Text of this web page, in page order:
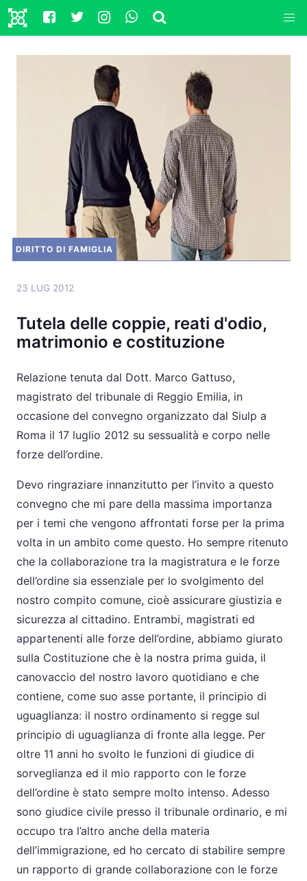
DIRITTO DI FAMIGLIA
23 LUG 2012
Tutela delle coppie, reati d'odio,
matrimonio e costituzione
Relazione tenuta dal Dott. Marco Gattuso,
magistrato del tribunale di Reggio Emilia, in
occasione del convegno organizzato dal Siulp a
Roma il 17 luglio 2012 su sessualità e corpo nelle
forze dell’ordine.
Devo ringraziare innanzitutto per l’invito a questo
convegno che mi pare della massima importanza
per i temi che vengono affrontati forse per la prima
volta in un ambito come questo. Ho sempre ritenuto
che la collaborazione tra la magistratura e le forze
dell’ordine sia essenziale per lo svolgimento del
nostro compito comune, cioè assicurare giustizia e
sicurezza al cittadino. Entrambi, magistrati ed
appartenenti alle forze dell’ordine, abbiamo giurato
sulla Costituzione che è la nostra prima guida, il
canovaccio del nostro lavoro quotidiano e che
contiene, come suo asse portante, il principio di
uguaglianza: il nostro ordinamento si regge sul
principio di uguaglianza di fronte alla legge. Per
oltre 11 anni ho svolto le funzioni di giudice di
sorveglianza ed il mio rapporto con le forze
dell’ordine è stato sempre molto intenso. Adesso
sono giudice civile presso il tribunale ordinario, e mi
occupo tra l’altro anche della materia
dell’immigrazione, ed ho cercato di stabilire sempre
un rapporto di grande collaborazione con le forze